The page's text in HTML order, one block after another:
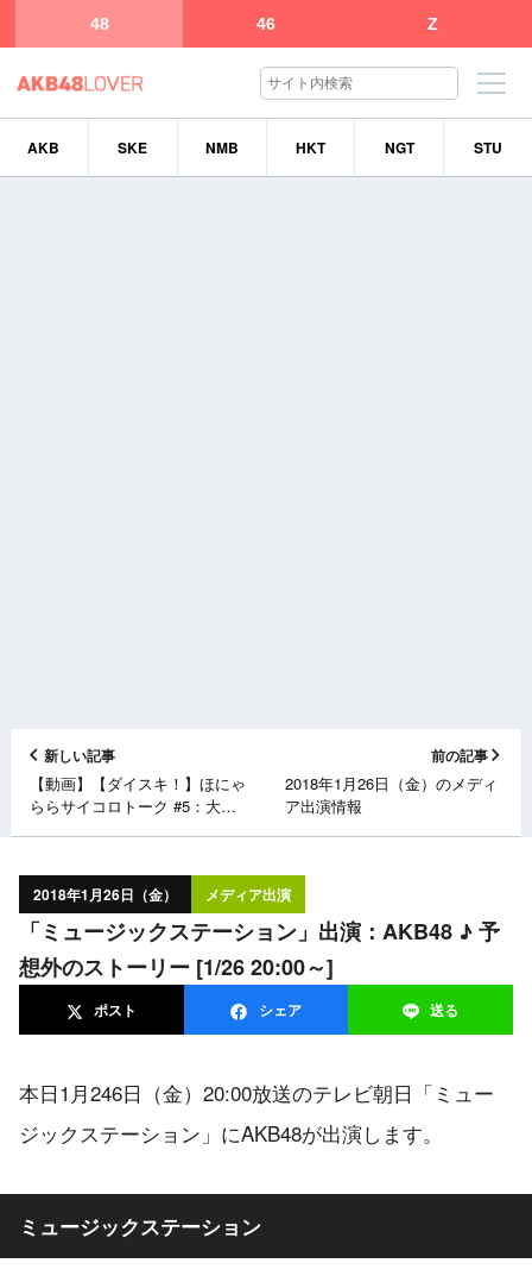
48 46 Z
AKB SKE NMB HKT NGT STU
新しい記事
【動画】【ダイスキ！】ほにゃ
ららサイコロトーク #5：大段
前の記事
2018年1月26日（金）のメディ
ア出演情報
2018年1月26日（金） メディア出演
「ミュージックステーション」出演：AKB48 ♪ 予
想外のストーリー [1/26 20:00～]
ポスト シェア 送る
本日1月246日（金）20:00放送のテレビ朝日「ミュー
ジックステーション」にAKB48が出演します。
ミュージックステーション